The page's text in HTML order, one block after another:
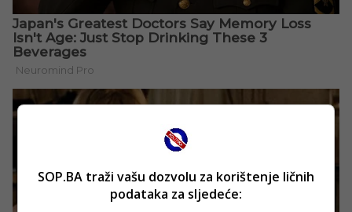
SOP.BA traži vašu dozvolu za korištenje ličnih
podataka za sljedeće: